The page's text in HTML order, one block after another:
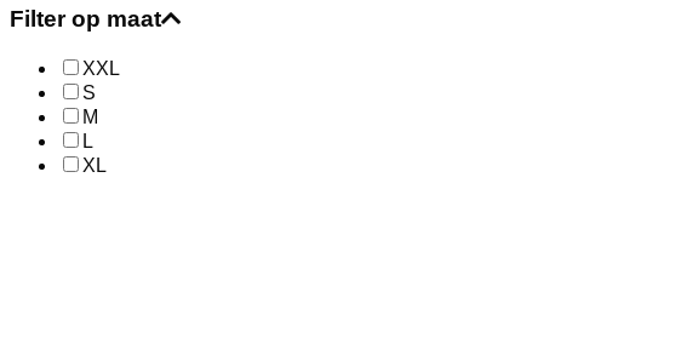
Filter op maat
XXL
S
M
L
XL